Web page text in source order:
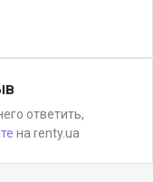
ответить,
на renty.ua